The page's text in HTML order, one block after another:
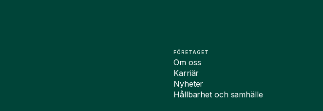
FÖRETAGET
Om oss
Karriär
Nyheter
Hållbarhet och samhälle